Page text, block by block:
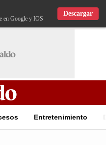
en Google y IOS
Descargar
Entretenimiento